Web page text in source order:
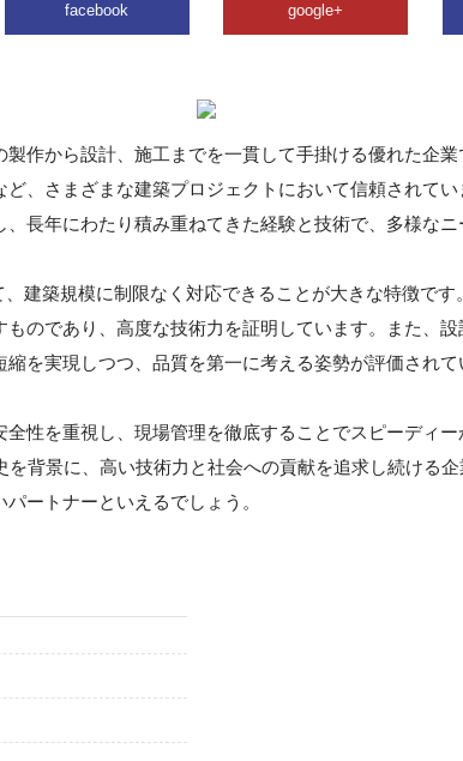
facebook google+
製作から設計、施工までを一貫して手掛ける優れた企
ど、さまざまな建築プロジェクトにおいて信頼されて
長年にわたり積み重ねてきた経験と技術で、多様なニ
建築規模に制限なく対応できることが大きな特徴で
のであり、高度な技術力を証明しています。また、
を実現しつつ、品質を第一に考える姿勢が評価されて
全性を重視し、現場管理を徹底することでスピーディ
を背景に、高い技術力と社会への貢献を追求し続ける
ートナーといえるでしょう。